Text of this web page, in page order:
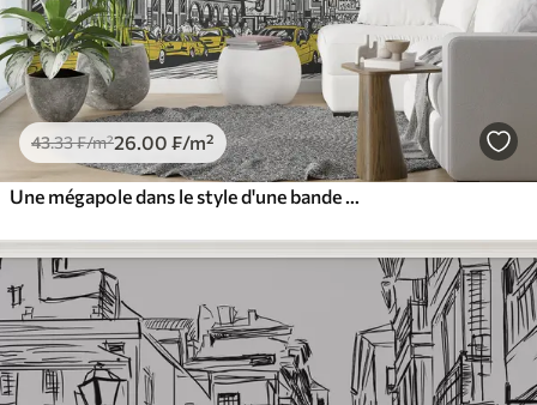
43.33₣/m²26.00 ₣/m²
Une mégapole dans le style d'une bande dessinée